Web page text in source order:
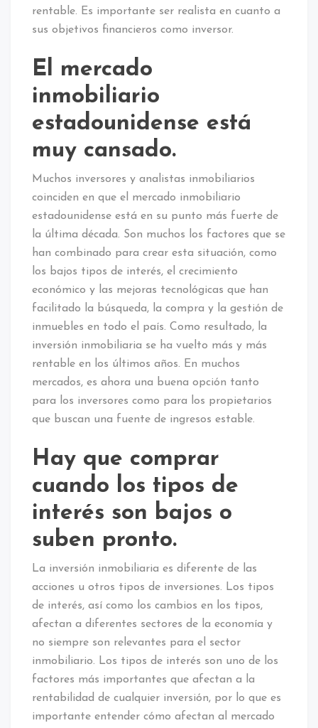
rentable. Es importante ser realista en cuanto a
sus objetivos financieros como inversor.
El mercado
inmobiliario
estadounidense está
muy cansado.
Muchos inversores y analistas inmobiliarios
coinciden en que el mercado inmobiliario
estadounidense está en su punto más fuerte de
la última década. Son muchos los factores que se
han combinado para crear esta situación, como
los bajos tipos de interés, el crecimiento
económico y las mejoras tecnológicas que han
facilitado la búsqueda, la compra y la gestión de
inmuebles en todo el país. Como resultado, la
inversión inmobiliaria se ha vuelto más y más
rentable en los últimos años. En muchos
mercados, es ahora una buena opción tanto
para los inversores como para los propietarios
que buscan una fuente de ingresos estable.
Hay que comprar
cuando los tipos de
interés son bajos o
suben pronto.
La inversión inmobiliaria es diferente de las
acciones u otros tipos de inversiones. Los tipos
de interés, así como los cambios en los tipos,
afectan a diferentes sectores de la economía y
no siempre son relevantes para el sector
inmobiliario. Los tipos de interés son uno de los
factores más importantes que afectan a la
rentabilidad de cualquier inversión, por lo que es
importante entender cómo afectan al mercado